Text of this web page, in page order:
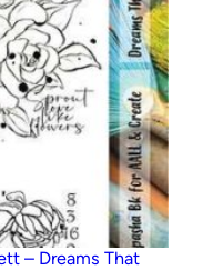
– Dreams That